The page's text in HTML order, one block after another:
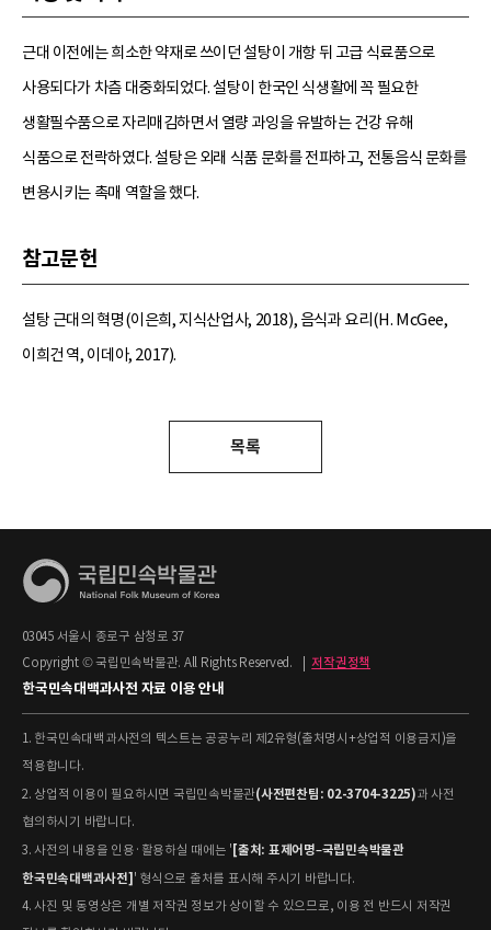
근대 이전에는 희소한 약재로 쓰이던 설탕이 개항 뒤 고급 식료품으로
사용되다가 차츰 대중화되었다. 설탕이 한국인 식생활에 꼭 필요한
생활필수품으로 자리매김하면서 열량 과잉을 유발하는 건강 유해
식품으로 전락하였다. 설탕은 외래 식품 문화를 전파하고, 전통음식 문화를
변용시키는 촉매 역할을 했다.
참고문헌
설탕 근대의 혁명(이은희, 지식산업사, 2018), 음식과 요리(H. McGee,
이희건 역, 이데아, 2017).
목록
03045 서울시 종로구 삼청로 37
Copyright © 국립민속박물관. All Rights Reserved.
저작권정책
한국민속대백과사전 자료 이용 안내
1. 한국민속대백과사전의 텍스트는 공공누리 제2유형(출처명시+상업적 이용금지)을
적용합니다.
2. 상업적 이용이 필요하시면 국립민속박물관(사전편찬팀: 02-3704-3225)과 사전
협의하시기 바랍니다.
3. 사전의 내용을 인용·활용하실 때에는 ' [출처: 표제어명–국립민속박물관
한국민속대백과사전] ' 형식으로 출처를 표시해 주시기 바랍니다.
4. 사진 및 동영상은 개별 저작권 정보가 상이할 수 있으므로, 이용 전 반드시 저작권